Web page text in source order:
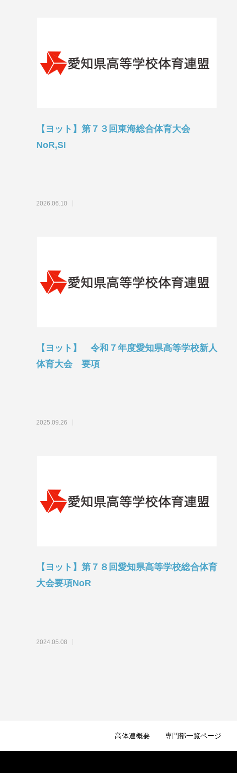
【ヨット】第７３回東海総合体育大会
NoR,SI
2026.06.10
【ヨット】 令和７年度愛知県高等学校新人
体育大会 要項
2025.09.26
【ヨット】第７８回愛知県高等学校総合体育
大会要項NoR
2024.05.08
高体連概要 専門部一覧ページ